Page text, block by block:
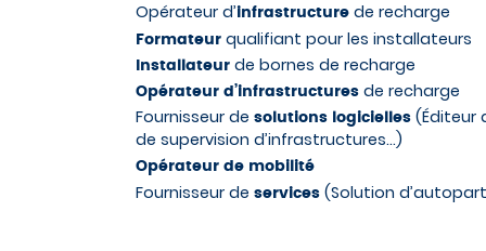
Opérateur d’infrastructure de recharge
Formateur qualifiant pour les installateurs
Installateur de bornes de recharge
Opérateur d’infrastructuresde recharge
Fournisseur de solutions logicielles(Éditeur
de supervision d’infrastructures…)
Opérateur de mobilité
Fournisseur de services (Solution